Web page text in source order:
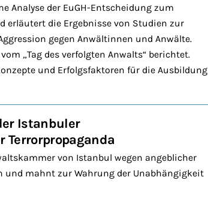
Analyse der EuGH-Entscheidung zum
erläutert die Ergebnisse von Studien zur
gegen Anwältinnen und Anwälte.
„Tag des verfolgten Anwalts“ berichtet.
und Erfolgsfaktoren für die Ausbildung
Istanbuler
Terrorpropaganda
von Istanbul wegen angeblicher
und mahnt zur Wahrung der Unabhängigkeit